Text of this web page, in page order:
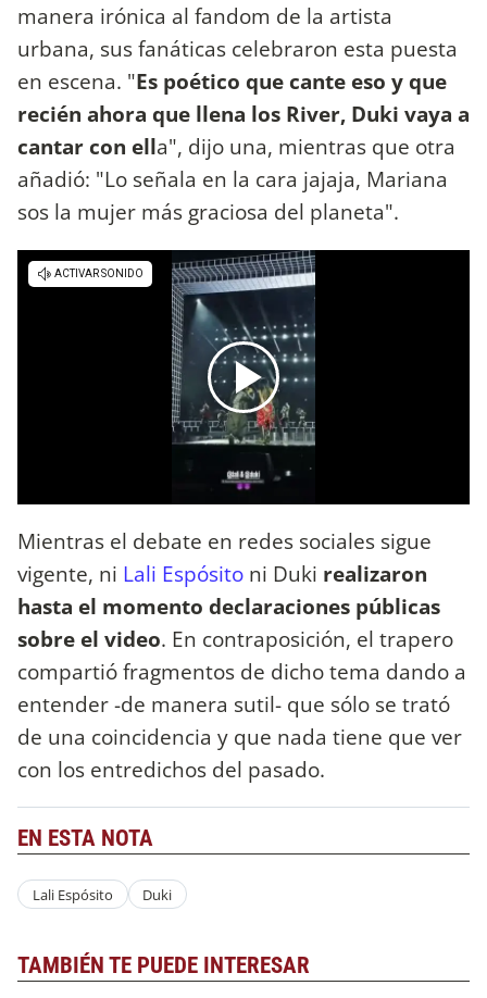
manera irónica al fandom de la artista
urbana, sus fanáticas celebraron esta puesta
en escena. "Es poético que cante eso y que
recién ahora que llena los River, Duki vaya a
cantar con ella", dijo una, mientras que otra
añadió: "Lo señala en la cara jajaja, Mariana
sos la mujer más graciosa del planeta".
Mientras el debate en redes sociales sigue
vigente, ni Lali Espósito ni Duki realizaron
hasta el momento declaraciones públicas
sobre el video. En contraposición, el trapero
compartió fragmentos de dicho tema dando a
entender -de manera sutil- que sólo se trató
de una coincidencia y que nada tiene que ver
con los entredichos del pasado.
EN ESTA NOTA
Lali Espósito Duki
TAMBIÉN TE PUEDE INTERESAR